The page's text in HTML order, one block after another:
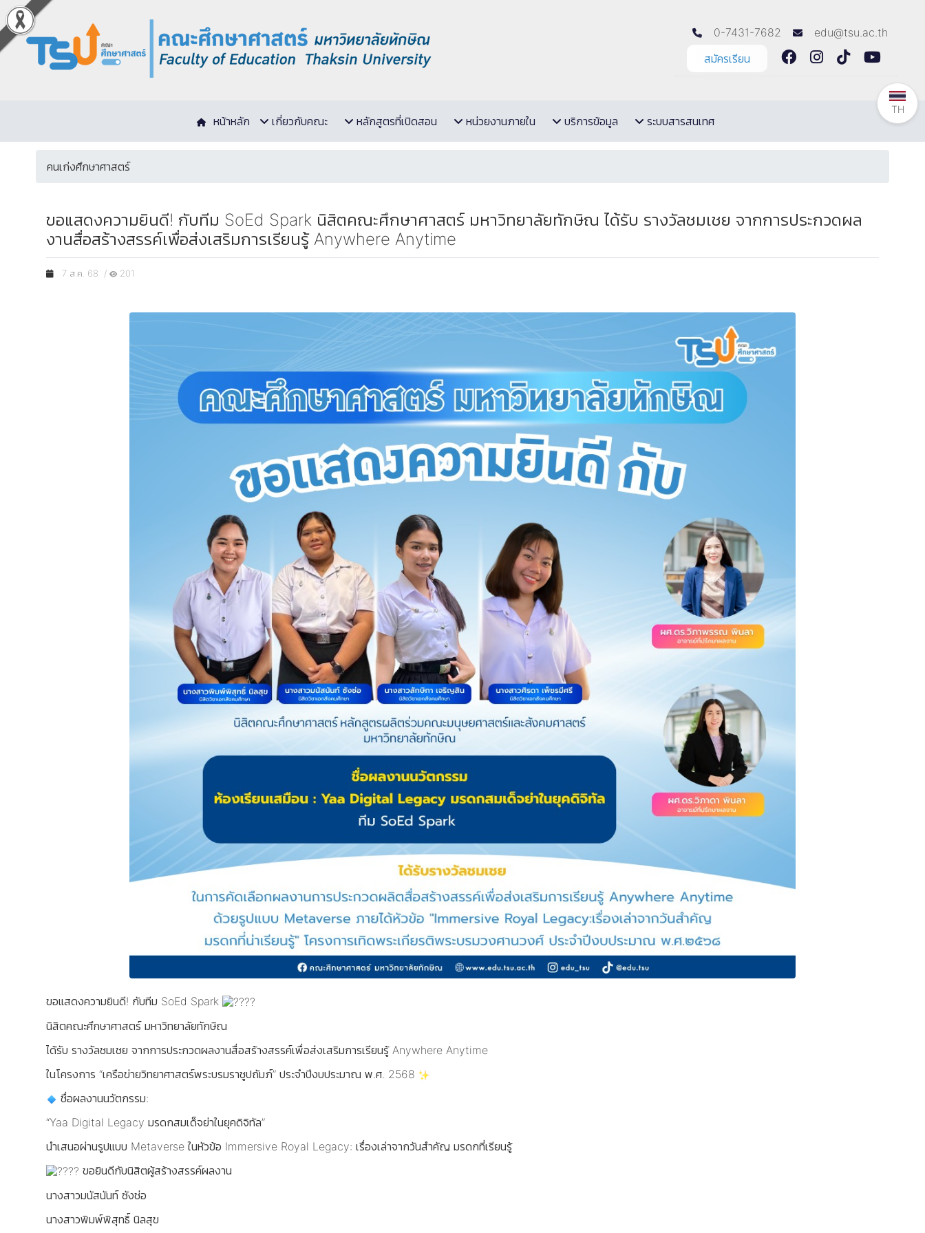
0-7431-7682
edu@tsu.ac.th
สมัครเรียน
หน้าหลัก เกี่ยวกับคณะ หลักสูตรที่เปิดสอน หน่วยงานภายใน บริการข้อมูล ระบบสารสนเทศ
คนเก่งศึกษาศาสตร์
ขอแสดงความยินดี! กับทีม SoEd Spark นิสิตคณะศึกษาศาสตร์ มหาวิทยาลัยทักษิณ ได้รับ รางวัลชมเชย จากการประกวดผล
งานสื่อสร้างสรรค์เพื่อส่งเสริมการเรียนรู้ Anywhere Anytime
7 ส.ค. 68 / 201
ขอแสดงความยินดี! กับทีม SoEd Spark
นิสิตคณะศึกษาศาสตร์ มหาวิทยาลัยทักษิณ
ได้รับ รางวัลชมเชย จากการประกวดผลงานสื่อสร้างสรรค์เพื่อส่งเสริมการเรียนรู้ Anywhere Anytime
ในโครงการ “เครือข่ายวิทยาศาสตร์พระบรมราชูปถัมภ์” ประจำปีงบประมาณ พ.ศ. 2568
ชื่อผลงานนวัตกรรม:
“Yaa Digital Legacy มรดกสมเด็จย่าในยุคดิจิทัล”
นำเสนอผ่านรูปแบบ Metaverse ในหัวข้อ Immersive Royal Legacy: เรื่องเล่าจากวันสำคัญ มรดกที่เรียนรู้
ขอยินดีกับนิสิตผู้สร้างสรรค์ผลงาน
นางสาวมนัสนันท์ ซังช่อ
นางสาวพิมพ์พิสุทธิ์ นิลสุข
TH